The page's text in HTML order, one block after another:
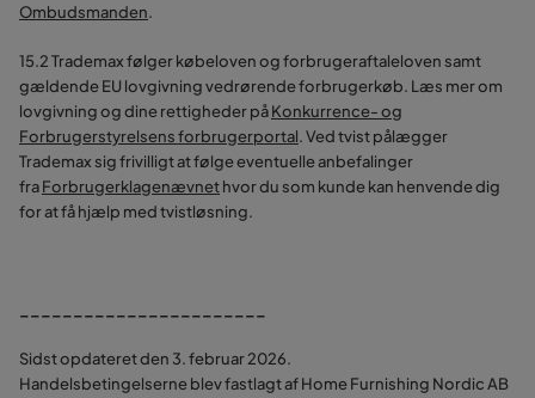
Ombudsmanden.
15.2 Trademax følger købeloven og forbrugeraftaleloven samt
gældende EU lovgivning vedrørende forbrugerkøb. Læs mer om
lovgivning og dine rettigheder påKonkurrence- og
Forbrugerstyrelsens forbrugerportal. Ved tvist pålægger
Trademax sig frivilligt at følge eventuelle anbefalinger
fraForbrugerklagenævnethvor du som kunde kan henvende dig
for at få hjælp med tvistløsning.
Sidst opdateret den 3. februar 2026.
Handelsbetingelserne blev fastlagt af Home Furnishing Nordic AB